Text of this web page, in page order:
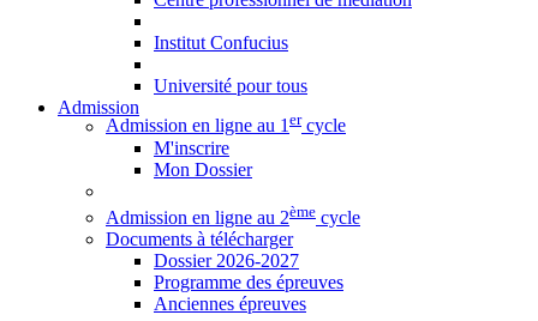
Institut Confucius
Université pour tous
Admission
Admission en ligne au 1ercycle
M'inscrire
Mon Dossier
Admission en ligne au 2ème cycle
Documents à télécharger
Dossier 2026-2027
Programme des épreuves
Anciennes épreuves